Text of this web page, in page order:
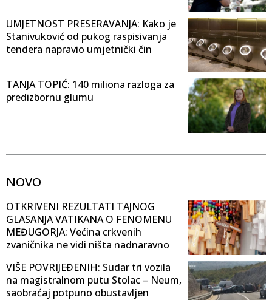
UMJETNOST PRESERAVANJA: Kako je
Stanivuković od pukog raspisivanja
tendera napravio umjetnički čin
TANJA TOPIĆ: 140 miliona razloga za
predizbornu glumu
NOVO
OTKRIVENI REZULTATI TAJNOG
GLASANJA VATIKANA O FENOMENU
MEĐUGORJA: Većina crkvenih
zvaničnika ne vidi ništa nadnaravno
VIŠE POVRIJEĐENIH: Sudar tri vozila
na magistralnom putu Stolac – Neum,
saobraćaj potpuno obustavljen